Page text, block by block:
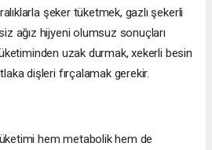
şeker tüketmek, gazlı şekerli
ağız hijyeni olumsuz sonuçları
uzak durmak, xekerli besin
dişleri fırçalamak gerekir.
hem metabolik hem de